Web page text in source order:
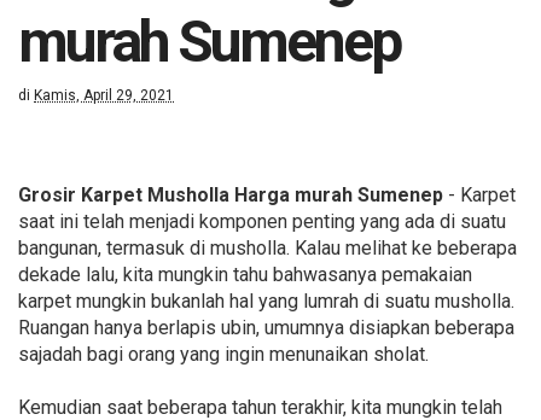
murah Sumenep
di Kamis, April 29, 2021
Grosir Karpet Musholla Harga murah Sumenep - Karpet
saat ini telah menjadi komponen penting yang ada di suatu
bangunan, termasuk di musholla. Kalau melihat ke beberapa
dekade lalu, kita mungkin tahu bahwasanya pemakaian
karpet mungkin bukanlah hal yang lumrah di suatu musholla.
Ruangan hanya berlapis ubin, umumnya disiapkan beberapa
sajadah bagi orang yang ingin menunaikan sholat.
Kemudian saat beberapa tahun terakhir, kita mungkin telah